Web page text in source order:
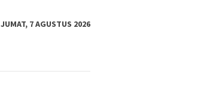
JUMAT, 7 AGUSTUS 2026